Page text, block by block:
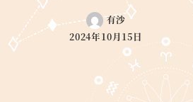
有沙
2024年10月15日